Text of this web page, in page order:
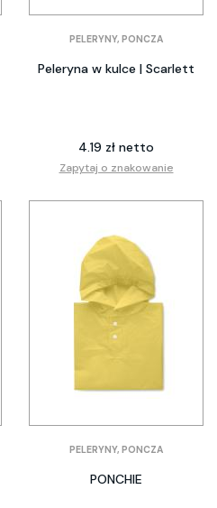
PELERYNY, PONCZA
Peleryna w kulce | Scarlett
4.19 zł netto
Zapytaj o znakowanie
PELERYNY, PONCZA
PONCHIE